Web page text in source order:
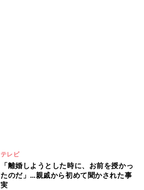
テレビ
「離婚しようとした時に、お前を授かっ
たのだ」…親戚から初めて聞かされた事
実